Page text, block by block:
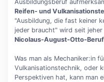
Ausbildungsberuf
Reifen- und
"Ausbildung, die fast keiner
jeder braucht" wird seit jeher
Nicolaus-August-Otto-
Was man als Mechaniker:in
Vulkanisationstechnik, oder
Perspektiven hat, kann man